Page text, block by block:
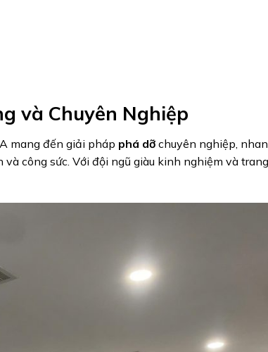
và Chuyên Nghiệp
mang đến giải pháp phá dỡ chuyên nghiệp,
công sức. Với đội ngũ giàu kinh nghiệm và